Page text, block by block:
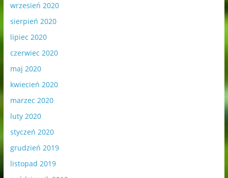
wrzesień 2020
sierpień 2020
lipiec 2020
czerwiec 2020
maj 2020
kwiecień 2020
marzec 2020
luty 2020
styczeń 2020
grudzień 2019
listopad 2019